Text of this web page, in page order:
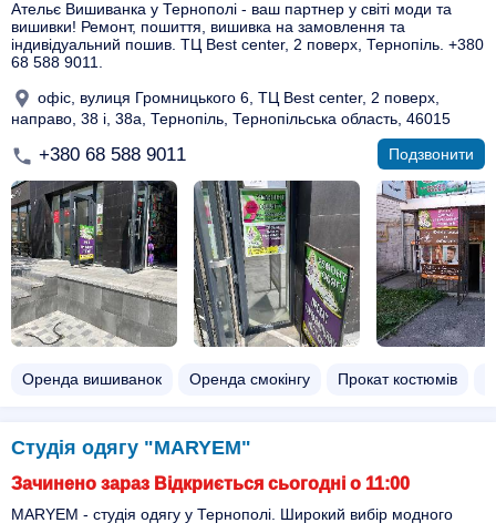
Ательє Вишиванка у Тернополі - ваш партнер у світі моди та
вишивки! Ремонт, пошиття, вишивка на замовлення та
індивідуальний пошив. ТЦ Best center, 2 поверх, Тернопіль. +380
68 588 9011.
офіс, вулиця Громницького 6, ТЦ Best center, 2 поверх,
направо, 38 і, 38а, Тернопіль, Тернопільська область, 46015
+380 68 588 9011 Подзвонити
Оренда вишиванок Оренда смокінгу Прокат костюмів
Студія одягу "MARYEM"
Зачинено зараз Відкриється сьогодні о 11:00
MARYEM - студія одягу у Тернополі. Широкий вибір модного